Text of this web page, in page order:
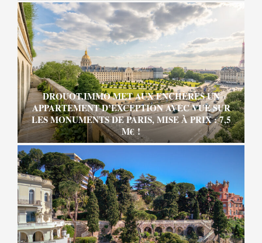
DROUOT.IMMO MET AUX ENCHÈRES UN
APPARTEMENT D’EXCEPTION AVEC VUE SUR
LES MONUMENTS DE PARIS, MISE À PRIX : 7,5
M€ !